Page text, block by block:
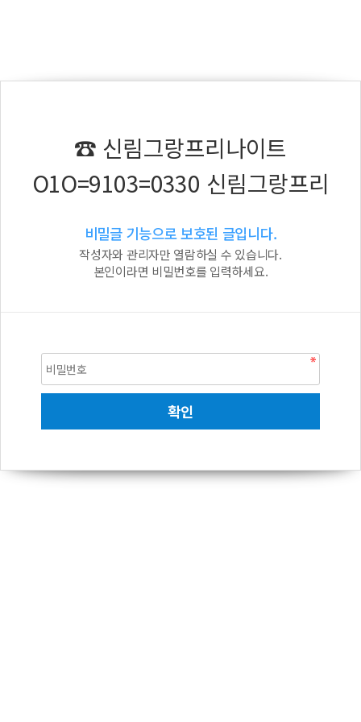
☎ 신림그랑프리나이트
O1O=9103=0330 신림그랑프리
비밀글 기능으로 보호된 글입니다.
작성자와 관리자만 열람하실 수 있습니다.
본인이라면 비밀번호를 입력하세요.